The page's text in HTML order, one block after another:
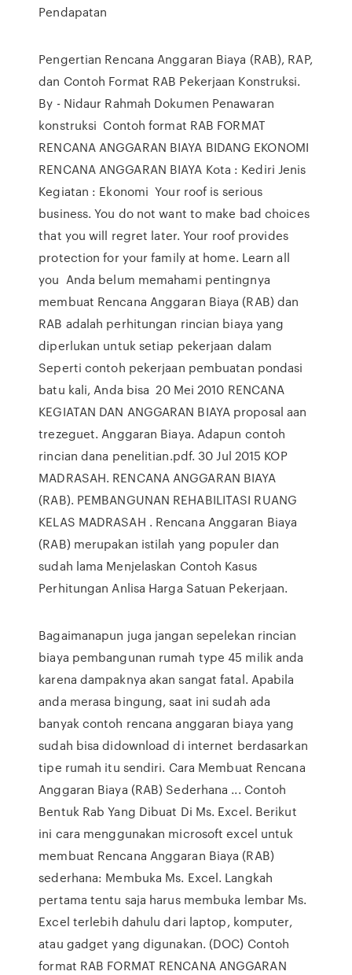
Pendapatan
Pengertian Rencana Anggaran Biaya (RAB), RAP,
dan Contoh Format RAB Pekerjaan Konstruksi.
By - Nidaur Rahmah Dokumen Penawaran
konstruksi Contoh format RAB FORMAT
RENCANA ANGGARAN BIAYA BIDANG EKONOMI
RENCANA ANGGARAN BIAYA Kota : Kediri Jenis
Kegiatan : Ekonomi Your roof is serious
business. You do not want to make bad choices
that you will regret later. Your roof provides
protection for your family at home. Learn all
you Anda belum memahami pentingnya
membuat Rencana Anggaran Biaya (RAB) dan
RAB adalah perhitungan rincian biaya yang
diperlukan untuk setiap pekerjaan dalam
Seperti contoh pekerjaan pembuatan pondasi
batu kali, Anda bisa 20 Mei 2010 RENCANA
KEGIATAN DAN ANGGARAN BIAYA proposal aan
trezeguet. Anggaran Biaya. Adapun contoh
rincian dana penelitian.pdf. 30 Jul 2015 KOP
MADRASAH. RENCANA ANGGARAN BIAYA
(RAB). PEMBANGUNAN REHABILITASI RUANG
KELAS MADRASAH . Rencana Anggaran Biaya
(RAB) merupakan istilah yang populer dan
sudah lama Menjelaskan Contoh Kasus
Perhitungan Anlisa Harga Satuan Pekerjaan.
Bagaimanapun juga jangan sepelekan rincian
biaya pembangunan rumah type 45 milik anda
karena dampaknya akan sangat fatal. Apabila
anda merasa bingung, saat ini sudah ada
banyak contoh rencana anggaran biaya yang
sudah bisa didownload di internet berdasarkan
tipe rumah itu sendiri. Cara Membuat Rencana
Anggaran Biaya (RAB) Sederhana ... Contoh
Bentuk Rab Yang Dibuat Di Ms. Excel. Berikut
ini cara menggunakan microsoft excel untuk
membuat Rencana Anggaran Biaya (RAB)
sederhana: Membuka Ms. Excel. Langkah
pertama tentu saja harus membuka lembar Ms.
Excel terlebih dahulu dari laptop, komputer,
atau gadget yang digunakan. (DOC) Contoh
format RAB FORMAT RENCANA ANGGARAN